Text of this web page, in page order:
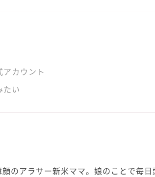
アカウント
たい
のアラサー新米ママ。娘のことで毎日